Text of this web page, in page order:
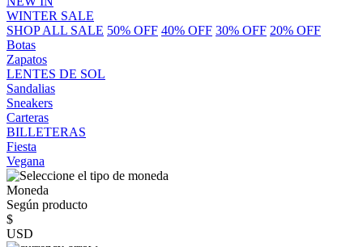
WINTER SALE
SHOP ALL SALE 50% OFF 40% OFF 30% OFF 20% OFF
Botas
Zapatos
LENTES DE SOL
Sandalias
Sneakers
Carteras
BILLETERAS
Fiesta
Vegana
Moneda
Según producto
$
USD